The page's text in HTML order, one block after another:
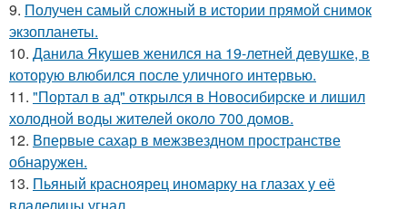
9. Получен самый сложный в истории прямой снимок
экзопланеты.
10. Данила Якушев женился на 19-летней девушке, в
которую влюбился после уличного интервью.
11. "Портал в ад" открылся в Новосибирске и лишил
холодной воды жителей около 700 домов.
12. Впервые сахар в межзвездном пространстве
обнаружен.
13. Пьяный красноярец иномарку на глазах у её
владелицы угнал.